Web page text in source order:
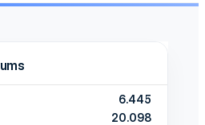
6.445
20.098